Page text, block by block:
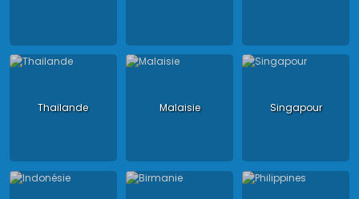
Thailande Malaisie Singapour